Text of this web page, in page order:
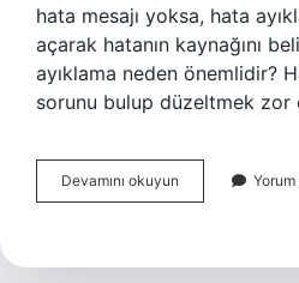
hata mesajı yoksa, hata
açarak hatanın kaynağını
ayıklama neden önemlidir?
sorunu bulup düzeltmek
Devamını okuyun
Ayarı
Yorum